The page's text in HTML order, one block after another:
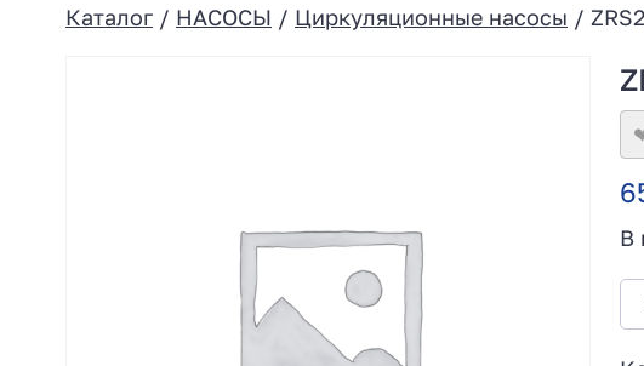
Каталог / НАСОСЫ / Циркуляционные насосы /
В